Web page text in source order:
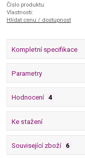
Číslo produktu:
Vlastnosti:
Hlídat cenu / dostupnost
Kompletní specifikace
Parametry
Hodnocení 4
Ke stažení
Související zboží 6